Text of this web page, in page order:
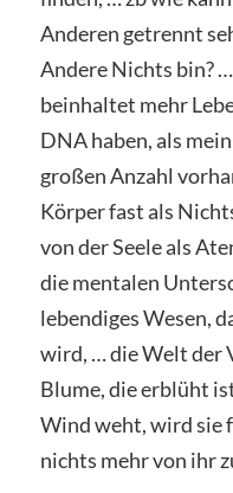
Anderen getrennt
Andere Nichts bin?
beinhaltet mehr
DNA haben, als
großen Anzahl
Körper fast als
von der Seele als
die mentalen
lebendiges Wesen,
wird, … die Welt der
Blume, die erblüht
Wind weht, wird sie
nichts mehr von ihr